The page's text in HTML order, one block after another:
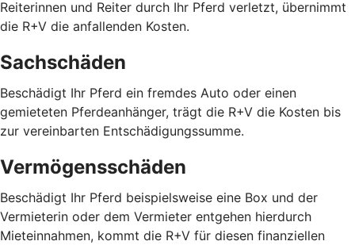
Reiterinnen und Reiter durch Ihr Pferd verletzt, übernimmt
die R+V die anfallenden Kosten.
Sachschäden
Beschädigt Ihr Pferd ein fremdes Auto oder einen
gemieteten Pferdeanhänger, trägt die R+V die Kosten bis
zur vereinbarten Entschädigungssumme.
Vermögensschäden
Beschädigt Ihr Pferd beispielsweise eine Box und der
Vermieterin oder dem Vermieter entgehen hierdurch
Mieteinnahmen, kommt die R+V für diesen finanziellen